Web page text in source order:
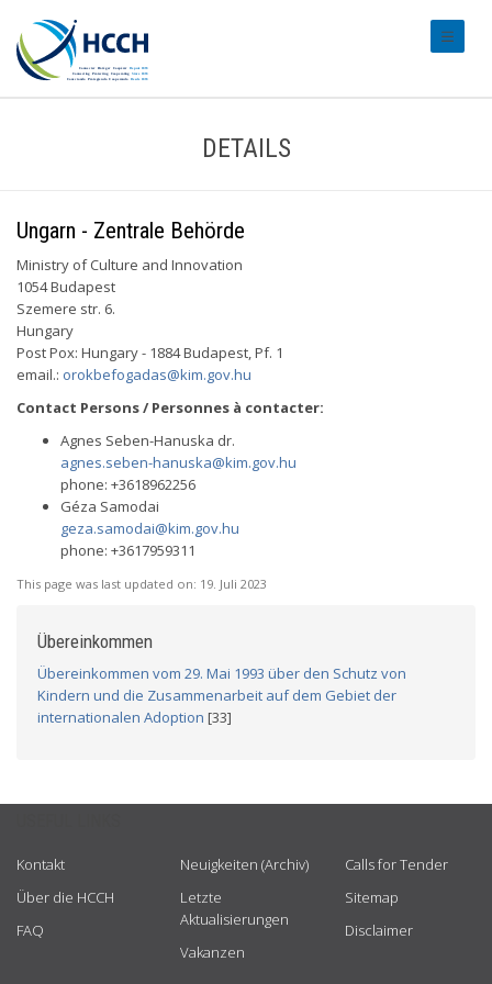
DETAILS
Ungarn - Zentrale Behörde
Ministry of Culture and Innovation
1054 Budapest
Szemere str. 6.
Hungary
Post Pox: Hungary - 1884 Budapest, Pf. 1
email.: orokbefogadas@kim.gov.hu
Contact Persons / Personnes à contacter:
Agnes Seben-Hanuska dr.
agnes.seben-hanuska@kim.gov.hu
phone: +3618962256
Géza Samodai
geza.samodai@kim.gov.hu
phone: +3617959311
This page was last updated on: 19. Juli 2023
Übereinkommen
Übereinkommen vom 29. Mai 1993 über den Schutz von
Kindern und die Zusammenarbeit auf dem Gebiet der
internationalen Adoption [33]
Kontakt
Über die HCCH
FAQ
Neuigkeiten (Archiv)
Letzte
Aktualisierungen
Vakanzen
Calls for Tender
Sitemap
Disclaimer